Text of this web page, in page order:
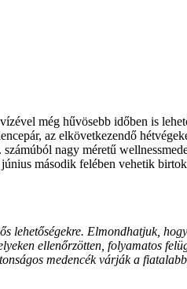
még hűvösebb időben is
az elkövetkezendő
nagy méretű
második felében vehetik
lehetőségekre. Elmondhatjuk,
ellenőrzötten, folyamatos
medencék várják a